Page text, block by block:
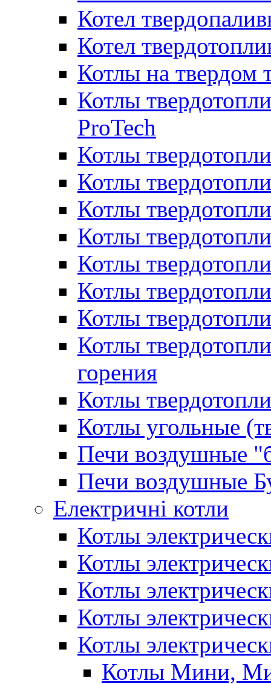
Котел
Котел
Котлы на твердом
Котлы
ProTech
Котлы
Котлы
Котлы
Котлы
Котлы
Котлы
Котлы
Котлы
горения
Котлы
Котлы угольные
Печи воздушные
Печи воздушные
Електричні котли
Котлы
Котлы
Котлы
Котлы
Котлы
Котлы Мини,